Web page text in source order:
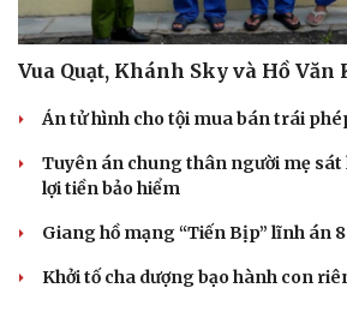
Vua Quạt, Khánh Sky và Hồ
Án tử hình cho tội mua bán trái
Tuyên án chung thân người mẹ sát
lợi tiền bảo hiểm
Giang hồ mạng “Tiến Bịp” lĩnh án
Khởi tố cha dượng bạo hành con